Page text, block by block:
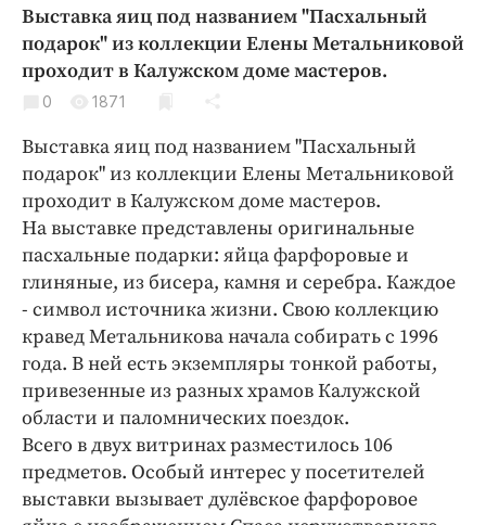
Благоустройство
Криминал
Культура
Образование
Общество
Погода
Праздники
Происшествия
Спорт
Экономика и бизнес
ПРОЕКТЫ
Блоги
Издания
Медиаперсона
Выставка яиц под названием "Пасхальный
подарок" из коллекции Елены Метальниковой
проходит в Калужском доме мастеров.
0 1871
Выставка яиц под названием "Пасхальный
подарок" из коллекции Елены Метальниковой
проходит в Калужском доме мастеров.
На выставке представлены оригинальные
пасхальные подарки: яйца фарфоровые и
глиняные, из бисера, камня и серебра. Каждое
- символ источника жизни. Свою коллекцию
кравед Метальникова начала собирать с 1996
года. В ней есть экземпляры тонкой работы,
привезенные из разных храмов Калужской
области и паломнических поездок.
Всего в двух витринах разместилось 106
предметов. Особый интерес у посетителей
выставки вызывает дулёвское фарфоровое